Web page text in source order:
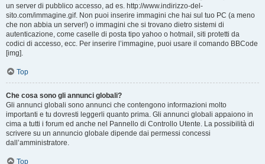
un server di pubblico accesso, ad es. http://www.indirizzo-del-
sito.com/immagine.gif. Non puoi inserire immagini che hai sul tuo PC (a meno
che non abbia un server!) o immagini che si trovano dietro sistemi di
autenticazione, come caselle di posta tipo yahoo o hotmail, siti protetti da
codici di accesso, ecc. Per inserire l’immagine, puoi usare il comando BBCode
[img].
Top
Che cosa sono gli annunci globali?
Gli annunci globali sono annunci che contengono informazioni molto
importanti e tu dovresti leggerli quanto prima. Gli annunci globali appaiono in
cima a tutti i forum ed anche nel Pannello di Controllo Utente. La possibilità di
scrivere su un annuncio globale dipende dai permessi concessi
dall’amministratore.
Top